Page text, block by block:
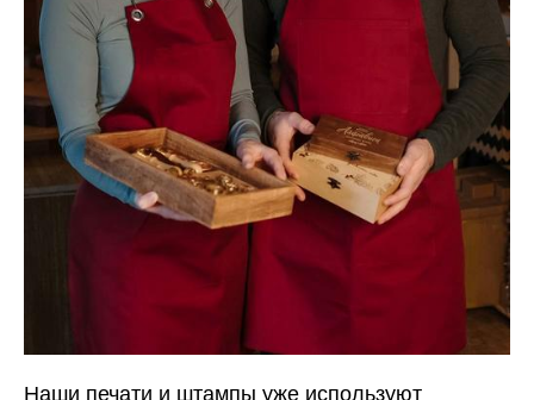
Наши печати и штампы уже используют